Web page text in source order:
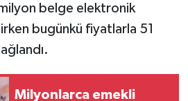
belge elektronik
bugünkü fiyatlarla 51
Milyonlarca emekli